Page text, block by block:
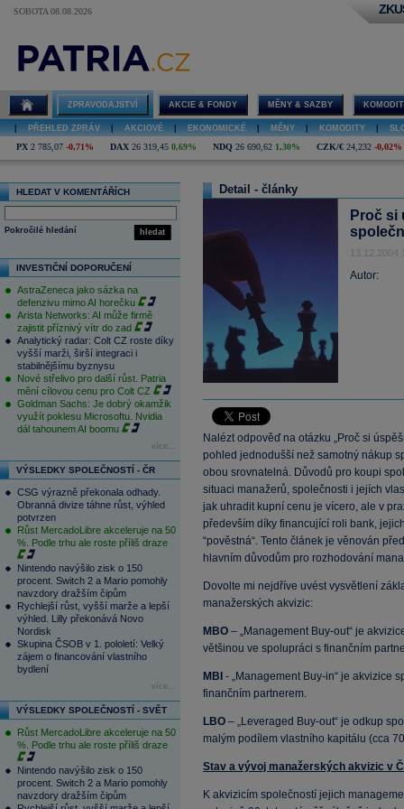
SOBOTA 08.08.2026
ZPRAVODAJSTVÍ AKCIE & FONDY MĚNY & SAZBY
PŘEHLED ZPRÁV AKCIOVÉ EKONOMICKÉ MĚNY KOMODITY
PX 2 785,07 -0,71% DAX 26 319,45 0,69% NDQ 26 690,62 1,30% CZK/€ 24,232 -0,02%
HLEDAT V KOMENTÁŘÍCH
hledat
Pokročilé hledání
INVESTIČNÍ DOPORUČENÍ
AstraZeneca jako sázka na
defenzivu mimo AI horečku
Arista Networks: AI může firmě
zajistit příznivý vítr do zad
Analytický radar: Colt CZ roste díky
vyšší marži, širší integraci i
stabilnějšímu byznysu
Nové střelivo pro další růst. Patria
mění cílovou cenu pro Colt CZ
Goldman Sachs: Je dobrý okamžik
využít poklesu Microsoftu. Nvidia
dál tahounem AI boomu
více...
VÝSLEDKY SPOLEČNOSTÍ - ČR
CSG výrazně překonala odhady.
Obranná divize táhne růst, výhled
potvrzen
Růst MercadoLibre akceleruje na 50
%. Podle trhu ale roste příliš draze
Nintendo navýšilo zisk o 150
procent. Switch 2 a Mario pomohly
navzdory dražším čipům
Rychlejší růst, vyšší marže a lepší
výhled. Lilly překonává Novo
Nordisk
Skupina ČSOB v 1. pololetí: Velký
zájem o financování vlastního
bydlení
více...
VÝSLEDKY SPOLEČNOSTÍ - SVĚT
Růst MercadoLibre akceleruje na 50
%. Podle trhu ale roste příliš draze
Nintendo navýšilo zisk o 150
procent. Switch 2 a Mario pomohly
navzdory dražším čipům
Detail - články
Proč si
13.12.2004
Autor:
Nalézt odpověď na otázku „Proč si
pohled jednodušší než samotný nákup
obou srovnatelná. Důvodů pro koupi
situaci manažerů, společnosti i jejích
jak uhradit kupní cenu je vícero, ale v
především díky financující roli bank,
“pověstná“. Tento článek je věnován
hlavním důvodům pro rozhodování
Dovolte mi nejdříve uvést vysvětlení
manažerských akvizic:
MBO – „Management Buy-out“ je
většinou ve spolupráci s finančním
MBI - „Management Buy-in“ je akvizice
finančním partnerem.
LBO – „Leveraged Buy-out“ je odkup
malým podílem vlastního kapitálu (cca
Stav a vývoj manažerských akvizic v
K akvizicím společností jejich